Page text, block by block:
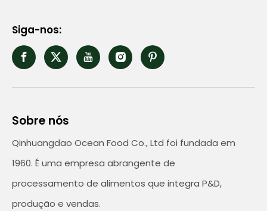
Siga-nos:
Sobre nós
Qinhuangdao Ocean Food Co., Ltd foi fundada em
1960. É uma empresa abrangente de
processamento de alimentos que integra P&D,
produção e vendas.